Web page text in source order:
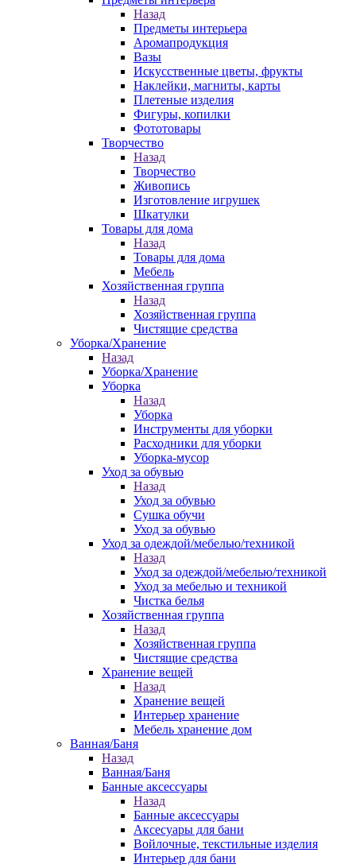
Назад
Предметы интерьера
Аромапродукция
Вазы
Искусственные цветы, фрукты
Наклейки, магниты, карты
Плетеные изделия
Фигуры, копилки
Фототовары
Творчество
Назад
Творчество
Живопись
Изготовление игрушек
Шкатулки
Товары для дома
Назад
Товары для дома
Мебель
Хозяйственная группа
Назад
Хозяйственная группа
Чистящие средства
Уборка/Хранение
Назад
Уборка/Хранение
Уборка
Назад
Уборка
Инструменты для уборки
Расходники для уборки
Уборка-мусор
Уход за обувью
Назад
Уход за обувью
Сушка обучи
Уход за обувью
Уход за одеждой/мебелью/техникой
Назад
Уход за одеждой/мебелью/техникой
Уход за мебелью и техникой
Чистка белья
Хозяйственная группа
Назад
Хозяйственная группа
Чистящие средства
Хранение вещей
Назад
Хранение вещей
Интерьер хранение
Мебель хранение дом
Ванная/Баня
Назад
Ванная/Баня
Банные аксессуары
Назад
Банные аксессуары
Аксесуары для бани
Войлочные, текстильные изделия
Интерьер для бани